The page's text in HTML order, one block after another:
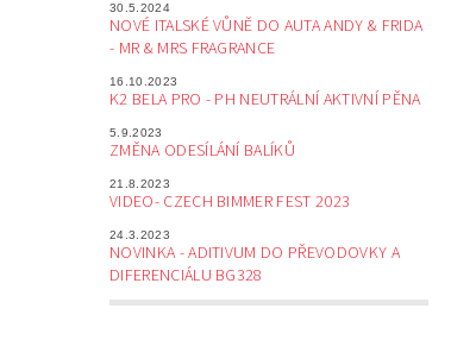
30.5.2024
NOVÉ ITALSKÉ VŮNĚ DO AUTA ANDY & FRIDA
- MR & MRS FRAGRANCE
16.10.2023
K2 BELA PRO - PH NEUTRÁLNÍ AKTIVNÍ PĚNA
5.9.2023
ZMĚNA ODESÍLÁNÍ BALÍKŮ
21.8.2023
VIDEO- CZECH BIMMER FEST 2023
24.3.2023
NOVINKA - ADITIVUM DO PŘEVODOVKY A
DIFERENCIÁLU BG328